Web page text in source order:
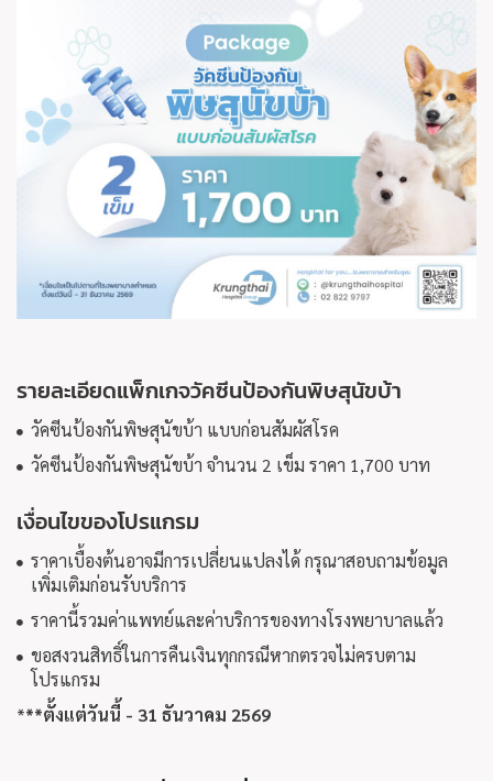
รายละเอียดแพ็กเกจวัคซีนป้องกันพิษสุนัขบ้า
วัคซีนป้องกันพิษสุนัขบ้า แบบก่อนสัมผัสโรค
วัคซีนป้องกันพิษสุนัขบ้า จำนวน 2 เข็ม ราคา 1,700 บาท
เงื่อนไขของโปรแกรม
ราคาเบื้องต้นอาจมีการเปลี่ยนแปลงได้ กรุณาสอบถามข้อมูล
เพิ่มเติมก่อนรับบริการ
ราคานี้รวมค่าแพทย์และค่าบริการของทางโรงพยาบาลแล้ว
ขอสงวนสิทธิ์ในการคืนเงินทุกกรณีหากตรวจไม่ครบตาม
โปรแกรม
***ตั้งแต่วันนี้ - 31 ธันวาคม 2569